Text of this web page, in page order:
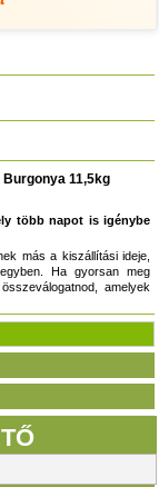
11,5kg
több napot is igénybe
más a kiszállítási ideje,
Ha gyorsan meg
amelyek